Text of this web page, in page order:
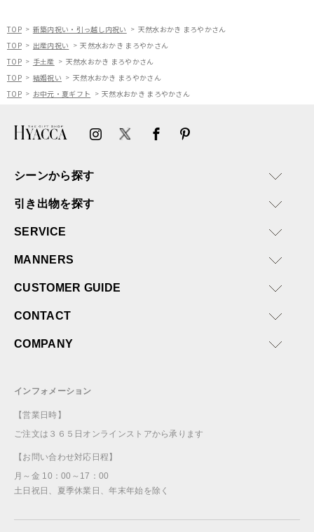
TOP 新築内祝い・引っ越し内祝い
天然水おかき まろやかさん
TOP
出産内祝い
天然水おかき まろやかさん
TOP
手土産
天然水おかき まろやかさん
TOP
結婚祝い
天然水おかき まろやかさん
TOP
お中元・夏ギフト 天然水おかき まろやかさん
シーンから探す
引き出物を探す
SERVICE
MANNERS
CUSTOMER GUIDE
CONTACT
COMPANY
インフォメーション
【営業日時】
ご注文は３６５日オンラインストアから承ります
【お問い合わせ対応日程】
月～金 10：00～17：00
土日祝日、夏季休業日、年末年始を除く